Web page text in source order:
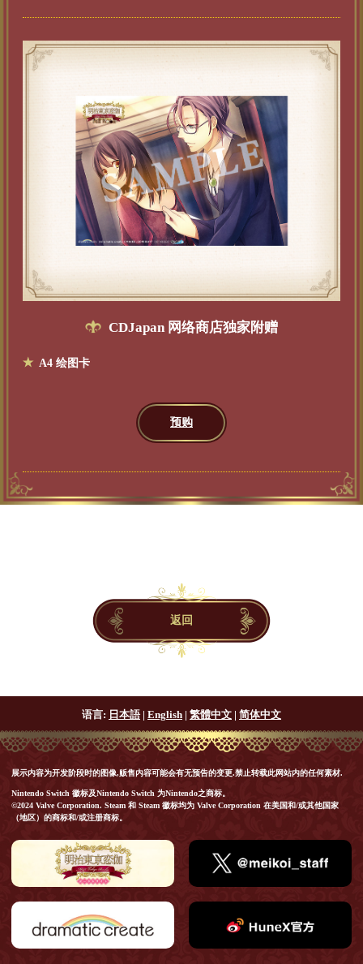
CDJapan 网络商店独家附赠
A4 绘图卡
预购
返回
语言: 日本語 | English | 繁體中文 | 简体中文
展示内容为开发阶段时的图像,贩售内容可能会有无预告的变更.禁止转载此网站内的任何素材.
Nintendo Switch 徽标及Nintendo Switch 为Nintendo之商标。
©2024 Valve Corporation. Steam 和 Steam 徽标均为 Valve Corporation 在美国和/或其他国家
（地区）的商标和/或注册商标。